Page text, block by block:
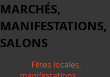
MARCHÉS,
MANIFESTATIONS,
SALONS
Fêtes locales,